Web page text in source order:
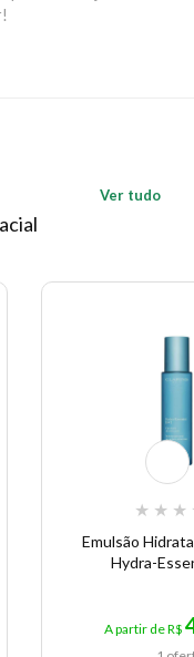
pele limpa e seca
lojas Ver tudo
★ ★ ★
Emulsão
Hydra-
A partir de R$